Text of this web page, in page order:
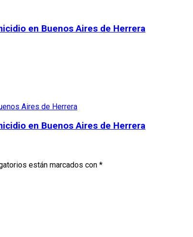
en Buenos Aires de Herrera
en Buenos Aires de Herrera
están marcados con *